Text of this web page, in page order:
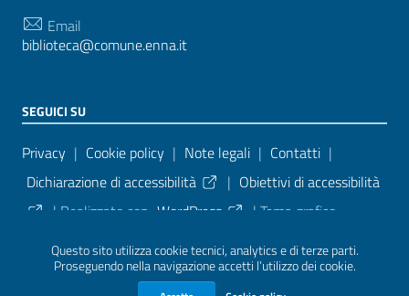
Questo sito utilizza cookie tecnici, analytics e di terze parti.
Proseguendo nella navigazione accetti l’utilizzo dei cookie.
Email
biblioteca@comune.enna.it
SEGUICI SU
Sezione Link Utili
Privacy | Cookie policy | Note legali | Contatti |
Dichiarazione di accessibilità
| Obiettivi di accessibilità
| Realizzato con WordPress | Tema grafico
ItaliaWP2
| Basato sul Prototipo per siti PA di AgID